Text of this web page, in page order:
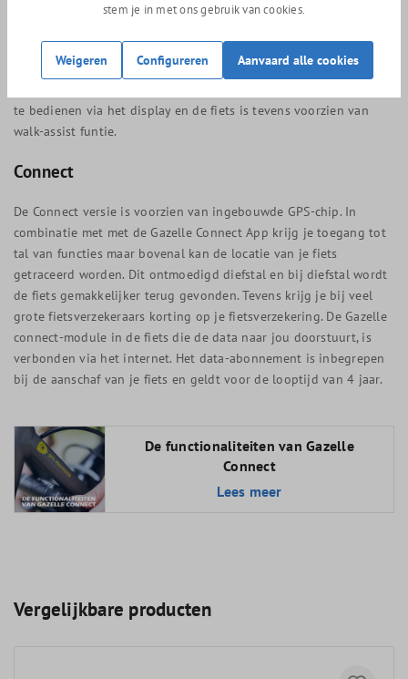
Bosch Intuvia display
Op het Bosch Intuvia Display kun je duidelijk alle nodige
informatie aflezen zoals snelheid, ondersteuningsmodus,
te bedienen via het display en de fiets is tevens voorzien van
walk-assist funtie.
Connect
De Connect versie is voorzien van ingebouwde GPS-chip. In
combinatie met met de Gazelle Connect App krijg je toegang tot
tal van functies maar bovenal kan de locatie van je fiets
getraceerd worden. Dit ontmoedigd diefstal en bij diefstal wordt
de fiets gemakkelijker terug gevonden. Tevens krijg je bij veel
grote fietsverzekeraars korting op je fietsverzekering. De Gazelle
connect-module in de fiets die de data naar jou doorstuurt, is
verbonden via het internet. Het data-abonnement is inbegrepen
bij de aanschaf van je fiets en geldt voor de looptijd van 4 jaar.
De functionaliteiten van Gazelle
Connect
Lees meer
Vergelijkbare producten
stem je in met ons gebruik van cookies.
Weigeren Configureren Aanvaard alle cookies